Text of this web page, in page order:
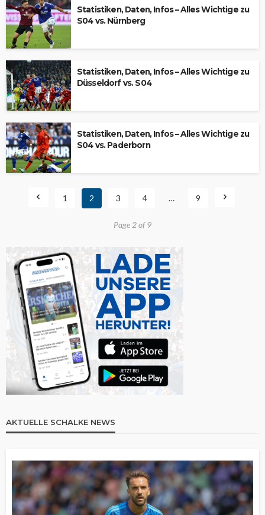
Statistiken, Daten, Infos – Alles Wichtige zu
S04 vs. Nürnberg
Statistiken, Daten, Infos – Alles Wichtige zu
Düsseldorf vs. S04
Statistiken, Daten, Infos – Alles Wichtige zu
S04 vs. Paderborn
1 2 3 4 … 9
Page 2 of 9
AKTUELLE SCHALKE NEWS